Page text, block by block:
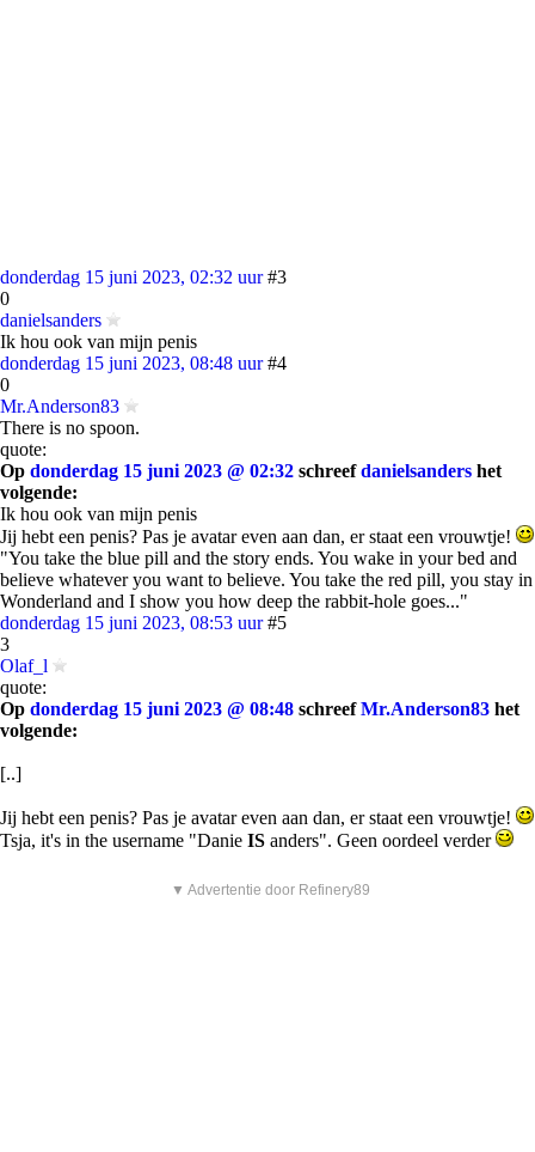
donderdag 15 juni 2023, 02:32 uur #3
0
danielsanders
Ik hou ook van mijn penis
donderdag 15 juni 2023, 08:48 uur #4
0
Mr.Anderson83
There is no spoon.
quote:
Op donderdag 15 juni 2023 @ 02:32 schreefdanielsanders het
volgende:
Ik hou ook van mijn penis
Jij hebt een penis? Pas je avatar even aan dan, er staat een vrouwtje!
"You take the blue pill and the story ends. You wake in your bed and
believe whatever you want to believe. You take the red pill, you stay in
Wonderland and I show you how deep the rabbit-hole goes..."
donderdag 15 juni 2023, 08:53 uur #5
3
Olaf_l
quote:
Op donderdag 15 juni 2023 @ 08:48 schreefMr.Anderson83 het
volgende:
[..]
Jij hebt een penis? Pas je avatar even aan dan, er staat een vrouwtje!
Tsja, it's in the username "Danie IS anders". Geen oordeel verder
▼ Advertentie door Refinery89